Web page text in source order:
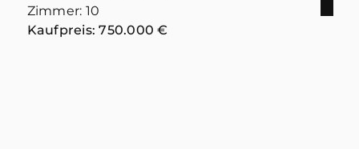
Zimmer: 10
Kaufpreis: 750.000 €